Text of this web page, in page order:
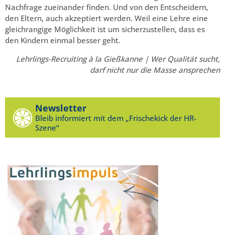
Nachfrage zueinander finden. Und von den Entscheidern,
den Eltern, auch akzeptiert werden. Weil eine Lehre eine
gleichrangige Möglichkeit ist um sicherzustellen, dass es
den Kindern einmal besser geht.
Lehrlings-Recruiting à la Gießkanne | Wer Qualität sucht,
darf nicht nur die Masse ansprechen
Newsletter
Bleib informiert mit dem „Frischekick der HR-
Szene“